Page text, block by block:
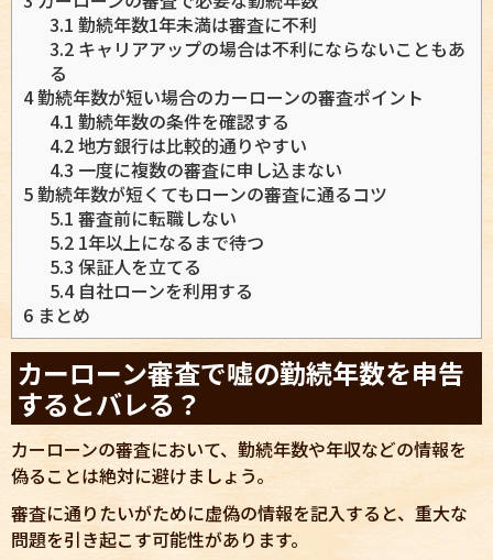
3.1 勤続年数1年未満は審査に不利
3.2 キャリアアップの場合は不利にならないこともあ
る
4勤続年数が短い場合のカーローンの審査ポイント
4.1 勤続年数の条件を確認する
4.2地方銀行は比較的通りやすい
4.3 一度に複数の審査に申し込まない
5勤続年数が短くてもローンの審査に通るコツ
5.1 審査前に転職しない
5.2 1年以上になるまで待つ
5.3 保証人を立てる
5.4自社ローンを利用する
6 まとめ
カーローン審査で嘘の勤続年数を申告
するとバレる？
カーローンの審査において、勤続年数や年収などの情報を
偽ることは絶対に避けましょう。
審査に通りたいがために虚偽の情報を記入すると、重大な
問題を引き起こす可能性があります。